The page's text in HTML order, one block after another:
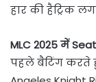
हार की हैट्रिक
MLC 2025 में
पहले बैटिंग करते